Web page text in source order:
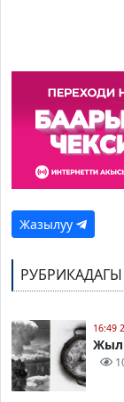
Жазылуу
16:49